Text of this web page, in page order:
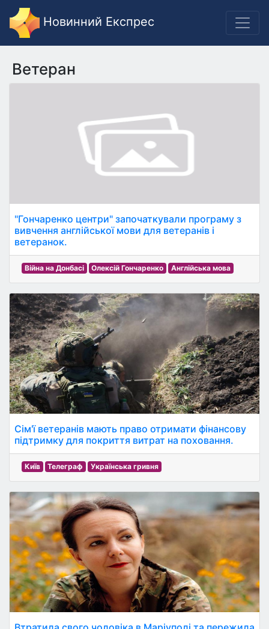
Новинний Експрес
Ветеран
"Гончаренко центри" започаткували програму з
вивчення англійської мови для ветеранів і
ветеранок.
Війна на Донбасі Олексій Гончаренко Англійська мова
Сім'ї ветеранів мають право отримати фінансову
підтримку для покриття витрат на поховання.
Київ Телеграф Українська гривня